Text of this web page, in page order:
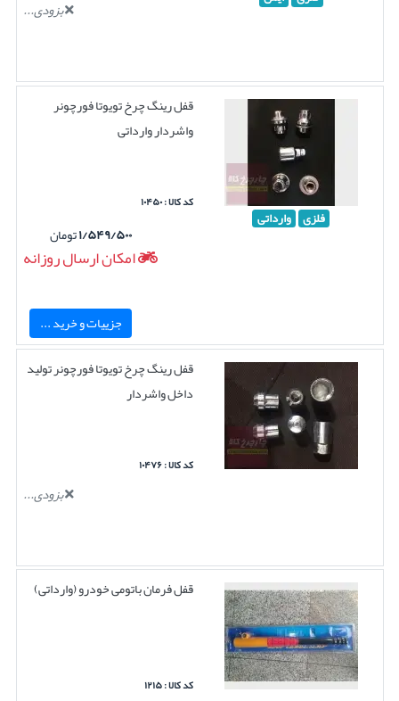
بزودی...
فلزی وارداتی
قفل رینگ چرخ تویوتا فورچونر
واشردار وارداتی
کد کالا : ۱۰۴۵۰
۱/۵۴۹/۵۰۰تومان
امکان ارسال روزانه
جزییات و خرید ...
قفل رینگ چرخ تویوتا فورچونر تولید
داخل واشردار
کد کالا : ۱۰۴۷۶
بزودی...
قفل فرمان باتومی خودرو (وارداتی)
کد کالا : ۱۲۱۵